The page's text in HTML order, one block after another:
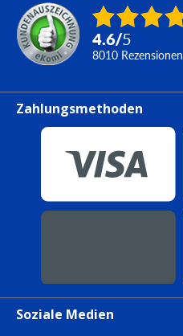
4.6/5
8010 Rezensionen
Zahlungsmethoden
Soziale Medien